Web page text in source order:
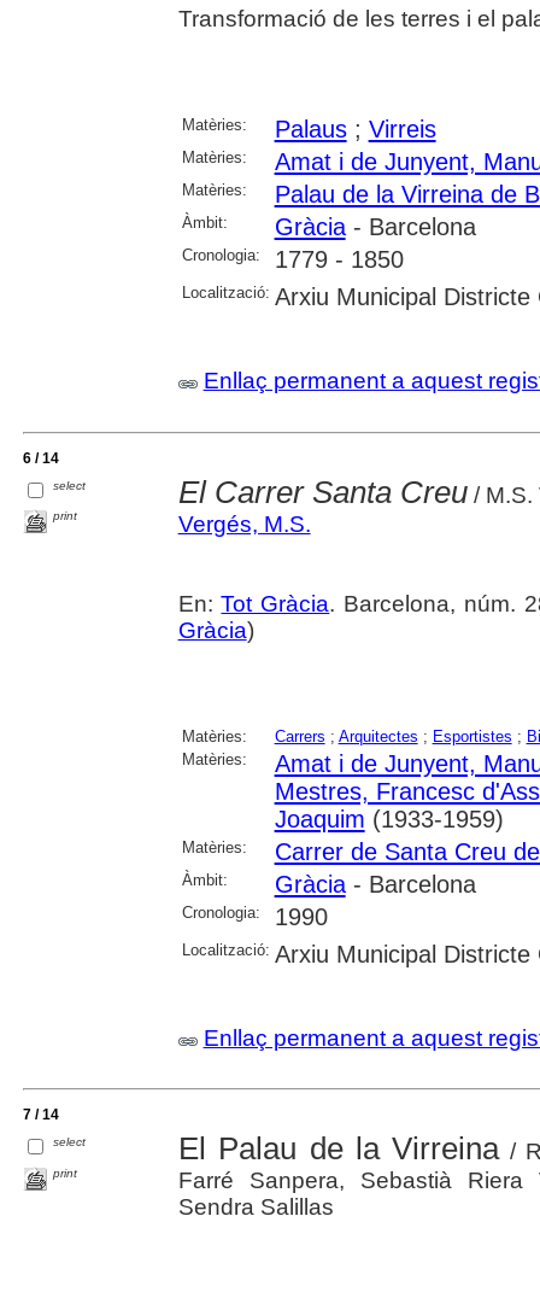
Transformació de les terres i el
Matèries: Palaus; Virreis
Matèries: Amat i de Junyent,
Matèries: Palau de la Virreina de
Àmbit: Gràcia- Barcelona
Cronologia: 1779 - 1850
Localització: Arxiu Municipal Districte
Enllaç permanent a aquest
6 / 14
select
print
El Carrer Santa Creu/ M.S.
Vergés, M.S.
En:Tot Gràcia. Barcelona, núm.
Gràcia)
Matèries: Carrers ; Arquitectes ; Esportistes ;
Matèries:
Amat i de Junyent,
Mestres, Francesc
Joaquim (1933-1959)
Matèries: Carrer de Santa Creu
Àmbit: Gràcia- Barcelona
Cronologia: 1990
Localització: Arxiu Municipal Districte
Enllaç permanent a aquest
7 / 14
select
print
El Palau de la Virreina/
Farré Sanpera, Sebastià
Sendra Salillas